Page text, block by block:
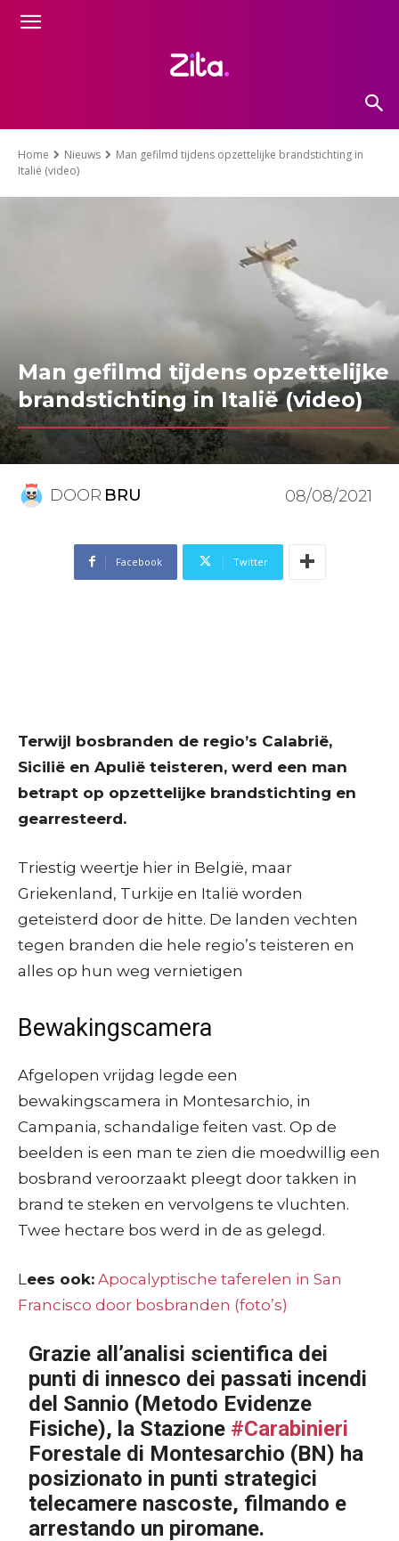
Home Nieuws
Man gefilmd tijdens opzettelijke brandstichting in
Italië (video)
Man gefilmd tijdens opzettelijke
brandstichting in Italië (video)
DOOR BRU 08/08/2021
Facebook Twitter
Terwijl bosbranden de regio’s Calabrië,
Sicilië en Apulië teisteren, werd een man
betrapt op opzettelijke brandstichting en
gearresteerd.
Triestig weertje hier in België, maar
Griekenland, Turkije en Italië worden
geteisterd door de hitte. De landen vechten
tegen branden die hele regio’s teisteren en
alles op hun weg vernietigen
Bewakingscamera
Afgelopen vrijdag legde een
bewakingscamera in Montesarchio, in
Campania, schandalige feiten vast. Op de
beelden is een man te zien die moedwillig een
bosbrand veroorzaakt pleegt door takken in
brand te steken en vervolgens te vluchten.
Twee hectare bos werd in de as gelegd.
L ees ook: Apocalyptische taferelen in San
Francisco door bosbranden (foto’s)
Grazie all’analisi scientifica dei
punti di innesco dei passati incendi
del Sannio (Metodo Evidenze
Fisiche), la Stazione #Carabinieri
Forestale di Montesarchio (BN) ha
posizionato in punti strategici
telecamere nascoste, filmando e
arrestando un piromane.